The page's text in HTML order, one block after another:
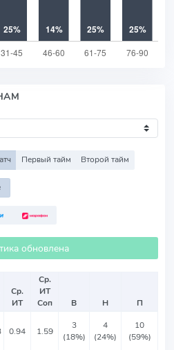
Первый тайм Второй тайм
обновлена
Ср.
ИТ
Ср.
ИТ
Соп
В Н
П
0.94 1.59
3
(18%)
4
(24%)
10
(59%)